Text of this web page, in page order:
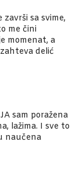
sa svime,
me čini
momenat, a
delić
sam poražena
lažima. I sve to
naučena